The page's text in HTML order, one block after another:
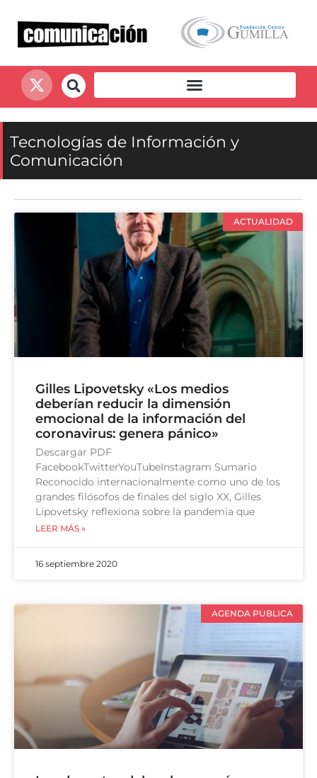
Tecnologías de Información y
Comunicación
ACTUALIDAD
Gilles Lipovetsky «Los medios
deberían reducir la dimensión
emocional de la información del
coronavirus: genera pánico»
Descargar PDF
FacebookTwitterYouTubeInstagram Sumario
Reconocido internacionalmente como uno de los
grandes filósofos de finales del siglo XX, Gilles
Lipovetsky reflexiona sobre la pandemia que
LEER MÁS »
16 septiembre 2020
AGENDA PUBLICA